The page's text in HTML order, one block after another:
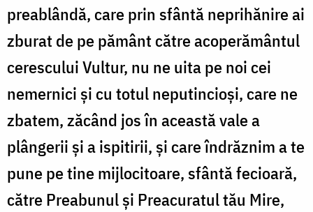
preablândă, care prin sfântă neprihănire ai
zburat de pe pământ către acoperământul
cerescului Vultur, nu ne uita pe noi cei
nemernici şi cu totul neputincioşi, care ne
zbatem, zăcând jos în această vale a
plângerii şi a ispitirii, şi care îndrăznim a te
pune pe tine mijlocitoare, sfântă fecioară,
către Preabunul şi Preacuratul tău Mire,